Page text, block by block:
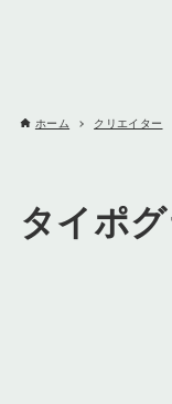
ホーム クリエイター
タイポ